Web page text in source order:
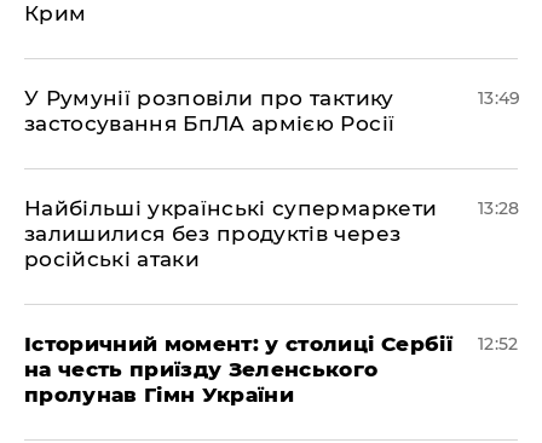
Крим
У Румунії розповіли про тактику
застосування БпЛА армією Росії
13:49
Найбільші українські супермаркети
залишилися без продуктів через
російські атаки
13:28
Історичний момент: у столиці Сербії
на честь приїзду Зеленського
пролунав Гімн України
12:52